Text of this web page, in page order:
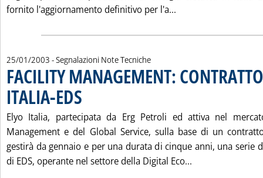
fornito l'aggiornamento definitivo per l'a...
25/01/2003 - Segnalazioni Note Tecniche
FACILITY MANAGEMENT:
ITALIA-EDS
Elyo Italia, partecipata da Erg Petroli ed attiva nel
Management e del Global Service, sulla base di un
gestirà da gennaio e per una durata di cinque anni, una serie
di EDS, operante nel settore della Digital Eco...